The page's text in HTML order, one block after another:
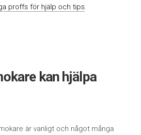
proffs för hjälp och tips.
kan hjälpa
är vanligt och något många